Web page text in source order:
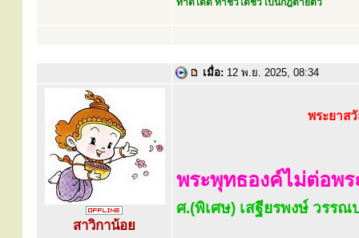
ทำดีได้ดี ทำชั่วได้ชั่ว เป็นกฎตายตัว
เมื่อ: 12 พ.ย. 2025, 08:34
สาวิกาน้อย
พระยาส
พระพุทธองค์ไม่ต่อพ
ศ.(พิเศษ) เสฐียรพงษ์ วรร